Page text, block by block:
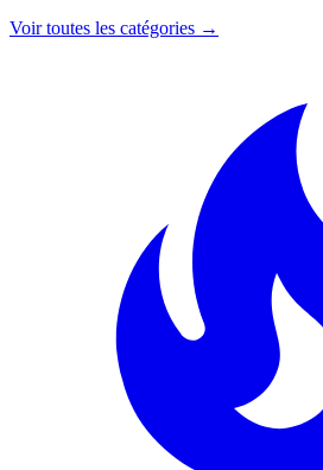
Voir toutes les catégories →